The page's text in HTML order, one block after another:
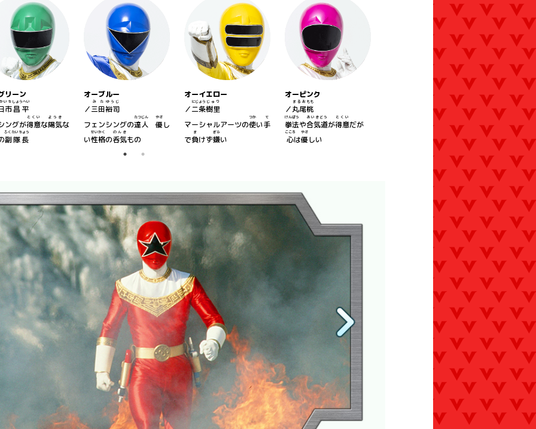
リーン
市
いち
昌平
しょうへい
ングが得意
とくい
な陽気
ようき
な
副隊長
ふくたいちょう
オーブルー
／三田
みた
裕司
ゆうじ
フェンシングの達人
たつじん
優
やさ
し
い性格
せいかく
の呑気
のんき
もの
オーイエロー
／二条
にじょう
樹里
じゅり
マーシャルアーツの使
つか
い手
て
で負
ま
けず嫌
ぎら
い
オーピンク
／丸尾
まるお
桃
もも
拳法
けんぽう
や合気道
あいきどう
が得意
とくい
だが
心
こころ
は優
やさ
しい
キングレンジャー
勇者
ゆうしゃ
めた